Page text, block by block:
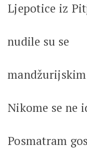
Ljepotice iz
nudile su se
Nikome se ne
Posmatram